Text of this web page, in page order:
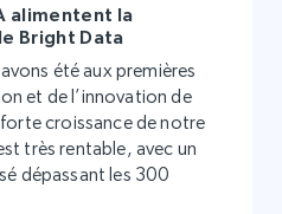
alimentent la
Bright Data
été aux premières
et de l’innovation de
forte croissance de notre
très rentable, avec un
dépassant les 300